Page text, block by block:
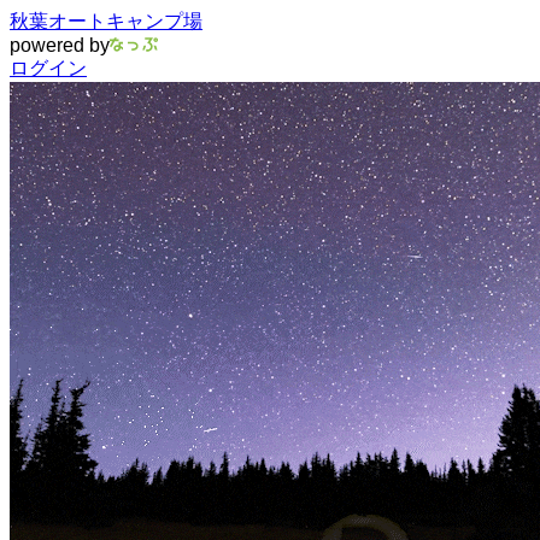
秋葉オートキャンプ場
powered by
ログイン